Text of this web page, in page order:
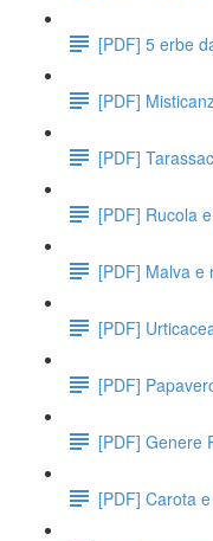
[PDF] 5 erbe
[PDF]
[PDF]
[PDF] Rucola
[PDF] Malva e
[PDF]
[PDF]
[PDF] Genere
[PDF] Carota